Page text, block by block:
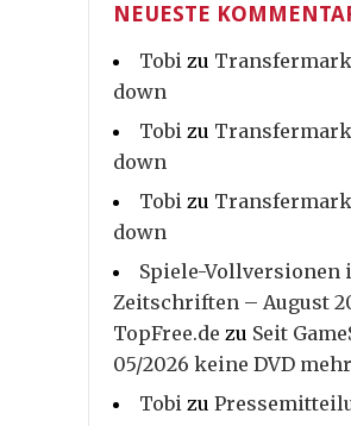
NEUESTE
Tobi zu
down
Tobi zu
down
Tobi zu
down
Spiele-Vollversionen
Zeitschriften – August
TopFree.de zu Seit
05/2026 keine DVD mehr
Tobi zu